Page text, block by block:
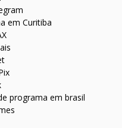
em Curitiba
programa em brasil